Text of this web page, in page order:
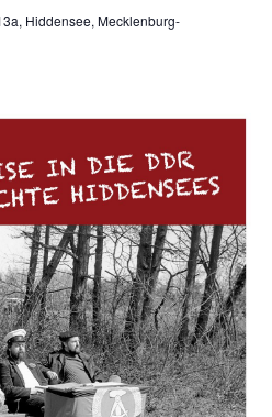
Hiddensee, Mecklenburg-